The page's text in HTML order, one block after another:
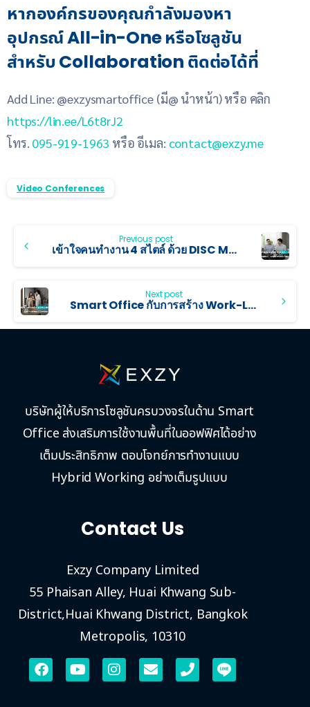
หากองค์กรของคุณกำลังมองหา
อุปกรณ์ All-in-One หรือโซลูชัน
สำหรับ Collaboration ติดต่อได้ที่
Add Line: @exzysmartoffice (มี@ นำหน้า) หรือ คลิก
https://lin.ee/L6t8rJ2
โทร. 095-919-1963 หรือ อีเมล: contact@exzy.me
Video Conferences
Previous post
เข้าใจคนทำงาน 4 สไตล์ ด้วย DISC Model เพื่อออกแบบออฟฟิศที่ดีขึ้นในองค์กร
Next post
Smart Office กับการสร้าง Work-Life Balance ในยุคที่คนทำงาน Burnout
บริษัทผู้ให้บริการโซลูชันครบวงจรในด้าน Smart
Office ส่งเสริมการใช้งานพื้นที่ในออฟฟิศได้อย่าง
เต็มประสิทธิภาพ ตอบโจทย์การทำงานแบบ
Hybrid Working อย่างเต็มรูปแบบ
Contact Us
Exzy Company Limited
55 Phaisan Alley, Huai Khwang Sub-
District,Huai Khwang District, Bangkok
Metropolis, 10310